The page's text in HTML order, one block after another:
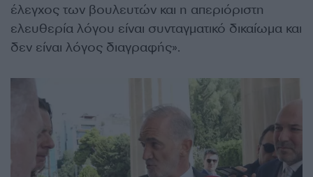
έλεγχος των βουλευτών και η απεριόριστη
ελευθερία λόγου είναι συνταγματικό δικαίωμα και
δεν είναι λόγος διαγραφής».